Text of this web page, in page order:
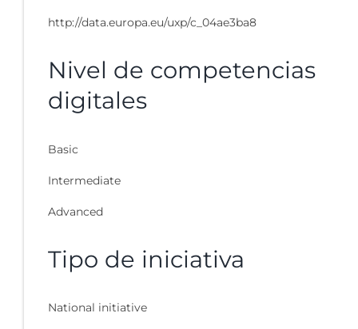
http://data.europa.eu/uxp/c_04ae3ba8
Nivel de competencias
digitales
Basic
Intermediate
Advanced
Tipo de iniciativa
National initiative